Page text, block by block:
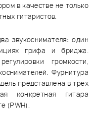
в качестве не только
гитаристов.
звукоснимателя: один
грифа и бриджа.
громкости,
Фурнитура
представлена в трех
конкретная гитара
(PWH).